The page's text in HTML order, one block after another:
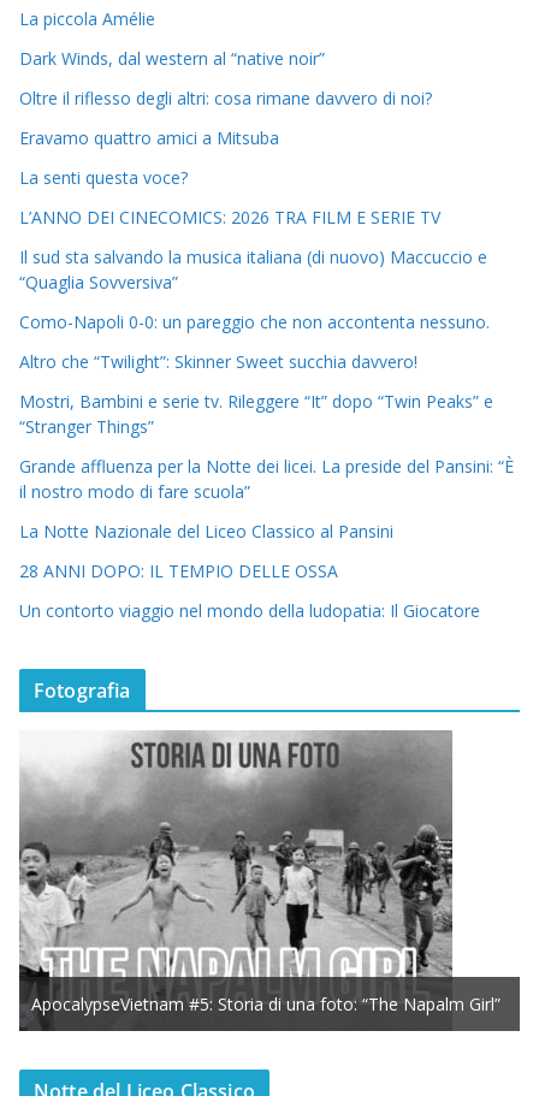
La piccola Amélie
Dark Winds, dal western al “native noir”
Oltre il riflesso degli altri: cosa rimane davvero di noi?
Eravamo quattro amici a Mitsuba
La senti questa voce?
L’ANNO DEI CINECOMICS: 2026 TRA FILM E SERIE TV
Il sud sta salvando la musica italiana (di nuovo) Maccuccio e
“Quaglia Sovversiva”
Como-Napoli 0-0: un pareggio che non accontenta nessuno.
Altro che “Twilight”: Skinner Sweet succhia davvero!
Mostri, Bambini e serie tv. Rileggere “It” dopo “Twin Peaks” e
“Stranger Things”
Grande affluenza per la Notte dei licei. La preside del Pansini: “È
il nostro modo di fare scuola”
La Notte Nazionale del Liceo Classico al Pansini
28 ANNI DOPO: IL TEMPIO DELLE OSSA
Un contorto viaggio nel mondo della ludopatia: Il Giocatore
Fotografia
ApocalypseVietnam #5: Storia di una foto: “The Napalm Girl”